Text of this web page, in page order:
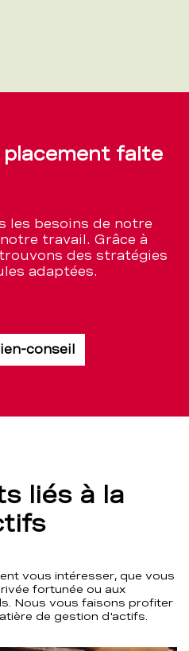
placement faite
les besoins de notre
travail. Grâce à
des stratégies
adaptées.
conseil
liés à la
vous intéresser, que vous
fortunée ou aux
Nous vous faisons profiter
de gestion d'actifs.